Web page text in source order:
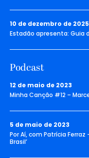
10 de dezembro de 2025
Estadão apresenta: Guia
Podcast
12 de maio de 2023
Minha Canção #12 –
5 de maio de 2023
Por Aí, com Patrícia Ferraz
Brasil’